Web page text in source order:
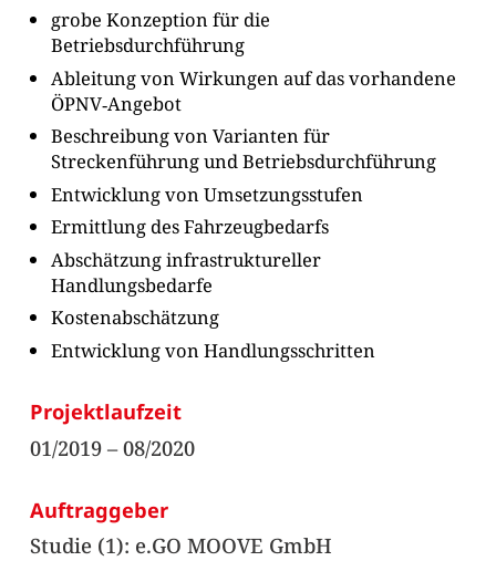
grobe Konzeption für die
Betriebsdurchführung
Ableitung von Wirkungen auf das vorhandene
ÖPNV‐Angebot
Beschreibung von Varianten für
Streckenführung und Betriebsdurchführung
Entwicklung von Umsetzungsstufen
Ermittlung des Fahrzeugbedarfs
Abschätzung infrastruktureller
Handlungsbedarfe
Kostenabschätzung
Entwicklung von Handlungsschritten
Projektlaufzeit
01/2019 – 08/2020
Auftraggeber
Studie (1): e.GO MOOVE GmbH